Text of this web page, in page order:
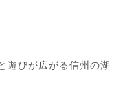
遊びが広がる信州の湖